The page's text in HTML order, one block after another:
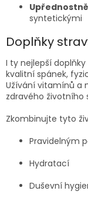
syntetickými
Doplňky
I ty nejlepší
kvalitní spánek,
Užívání vitamínů a
zdravého životního
Zkombinujte tyto
Pravidelným
Hydratací
Duševní